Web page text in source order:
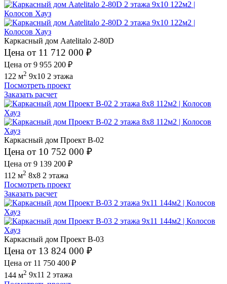
Каркасный дом Aatelitalo 2-80D
Цена от 11 712 000 ₽
Цена от 9 955 200 ₽
122 м2 9x10 2 этажа
Посмотреть проект
Заказать расчет
Каркасный дом Проект В-02
Цена от 10 752 000 ₽
Цена от 9 139 200 ₽
112 м2 8x8 2 этажа
Посмотреть проект
Заказать расчет
Каркасный дом Проект В-03
Цена от 13 824 000 ₽
Цена от 11 750 400 ₽
144 м2 9x11 2 этажа